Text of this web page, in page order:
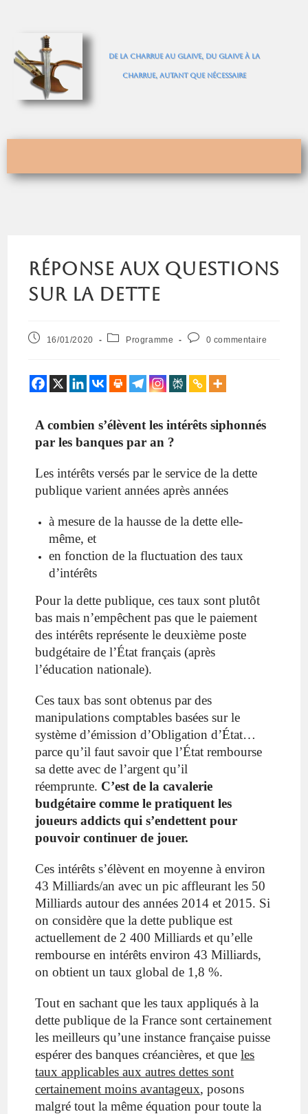
De la charrue au glaive, du glaive à la
charrue, autant que nécessaire
Réponse aux questions
sur la dette
16/01/2020 Programme 0 commentaire
A combien s’élèvent les intérêts siphonnés
par les banques par an ?
Les intérêts versés par le service de la dette
publiquevarient années après années
à mesure de la hausse de la dette elle-
même, et
en fonction de la fluctuation des taux
d’intérêts
Pour la dette publique, ces taux sont plutôt
bas mais n’empêchent pas que le paiement
des intérêts représente le deuxième poste
budgétaire de l’État français (après
l’éducation nationale).
Ces taux bas sont obtenus par des
manipulations comptables basées sur le
système d’émission d’Obligation d’État…
parce qu’il faut savoirquel’État rembourse
sa dette avec de l’argent qu’il
réemprunte. C’est de la cavalerie
budgétaire comme le pratiquent les
joueurs addicts qui s’endettent pour
pouvoir continuer de jouer.
Ces intérêts s’élèvent en moyenne à environ
43 Milliards/an avec un pic affleurant les 50
Milliards autour des années 2014 et 2015. Si
on considère que la dette publique est
actuellement de 2 400 Milliards et qu’elle
rembourse en intérêts environ 43 Milliards,
on obtient un taux global de 1,8 %.
Tout en sachant que les taux appliqués à la
dette publique de la France sont certainement
les meilleurs qu’une instance française puisse
espérer des banques créancières, et queles
taux applicables aux autres dettes sont
certainement moins avantageux, posons
malgré tout la même équation pour toute la